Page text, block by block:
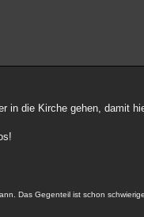
in die Kirche gehen, damit
Das Gegenteil ist schon